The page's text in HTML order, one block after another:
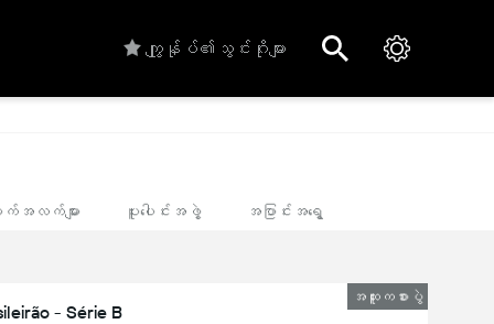
ကျွုန်ုပ်၏သွင်းဂိုးများ
အလက်များ ပူးပေါင်းအဖွဲ့ အပြာင်းအရွေ့
အထူးကစားပွဲ
- Série B